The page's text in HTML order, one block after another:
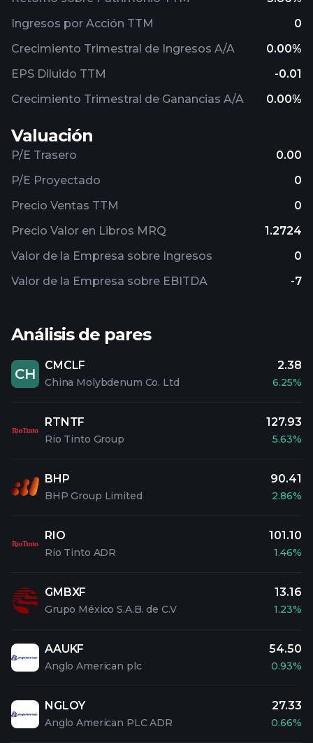
Ingresos por Acción TTM
0
Crecimiento Trimestral de Ingresos A/A
0.00%
EPS Diluido TTM
-0.01
Crecimiento Trimestral de Ganancias A/A
0.00%
Valuación
P/E Trasero
0.00
P/E Proyectado
0
Precio Ventas TTM
0
Precio Valor en Libros MRQ
1.2724
Valor de la Empresa sobre Ingresos
0
Valor de la Empresa sobre EBITDA
-7
Análisis de pares
CH
CMCLF
China Molybdenum Co. Ltd
2.38
6.25%
RTNTF
Rio Tinto Group
127.93
5.63%
BHP
BHP Group Limited
90.41
2.86%
RIO
Rio Tinto ADR
101.10
1.46%
GMBXF
Grupo México S.A.B. de C.V
13.16
1.23%
AAUKF
Anglo American plc
54.50
0.93%
NGLOY
Anglo American PLC ADR
27.33
0.66%